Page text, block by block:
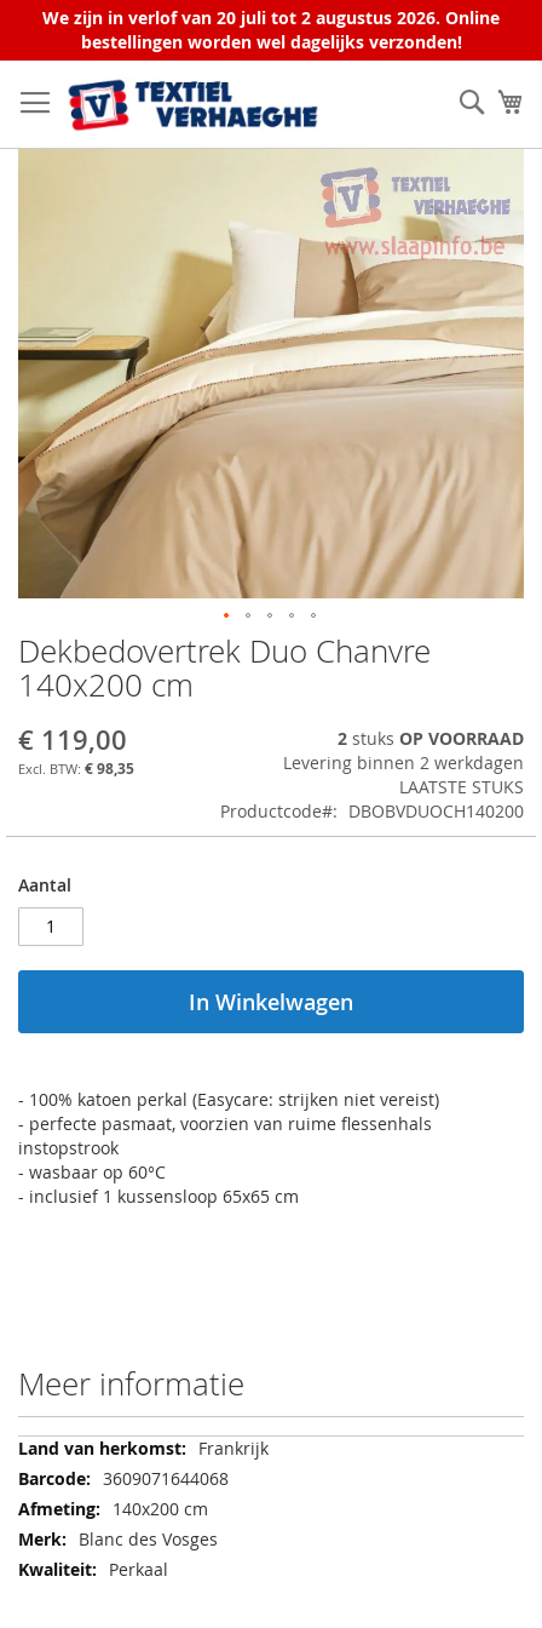
We zijn in verlof van 20 juli tot 2 augustus 2026. Online
bestellingen worden wel dagelijks verzonden!
naar
de
inhoud
Zoek
gallerij
Ga
naar
het
van
de
Dekbedovertrek Duo Chanvre
140x200 cm
€ 119,00
€ 98,35
2 stuks OP VOORRAAD
Levering binnen 2 werkdagen
LAATSTE STUKS
Productcode
DBOBVDUOCH140200
Aantal
In Winkelwagen
- 100% katoen perkal (Easycare: strijken niet vereist)
- perfecte pasmaat, voorzien van ruime flessenhals
instopstrook
- wasbaar op 60°C
- inclusief 1 kussensloop 65x65 cm
Meer informatie
Meer
informatie
Frankrijk
3609071644068
140x200 cm
Blanc des Vosges
Perkaal